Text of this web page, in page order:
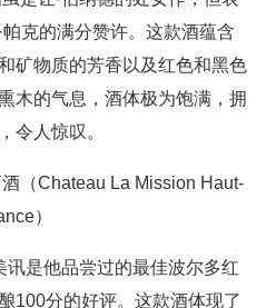
克的满分赞许。这款酒蕴含
矿物质的芳香以及红色和黑色
木的气息，酒体极为饱满，拥
令人惊叹。
（Chateau La Mission Haut-
）
讯是他品尝过的最佳波尔多红
100分的好评。这款酒体现了